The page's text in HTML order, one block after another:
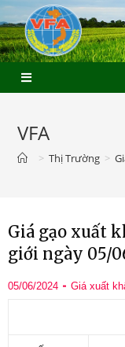
VFA
> Thị Trường >
Giá gạo xuất
giới ngày 05/
05/06/2024 Giá xuất